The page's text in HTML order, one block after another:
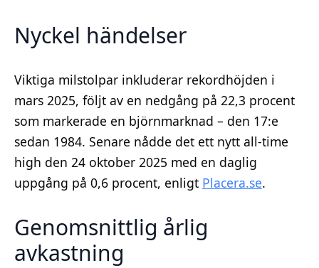
Nyckel händelser
Viktiga milstolpar inkluderar rekordhöjden i
mars 2025, följt av en nedgång på 22,3 procent
som markerade en björnmarknad – den 17:e
sedan 1984. Senare nådde det ett nytt all-time
high den 24 oktober 2025 med en daglig
uppgång på 0,6 procent, enligt Placera.se.
Genomsnittlig årlig
avkastning